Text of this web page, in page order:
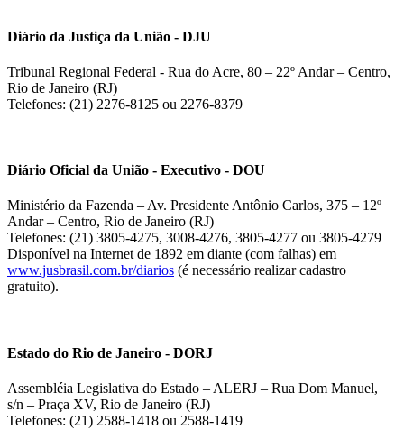
Diário da Justiça da União - DJU
Tribunal Regional Federal - Rua do Acre, 80 – 22º Andar – Centro,
Rio de Janeiro (RJ)
Telefones: (21) 2276-8125 ou 2276-8379
Diário Oficial da União - Executivo - DOU
Ministério da Fazenda – Av. Presidente Antônio Carlos, 375 – 12º
Andar – Centro, Rio de Janeiro (RJ)
Telefones: (21) 3805-4275, 3008-4276, 3805-4277 ou 3805-4279
Disponível na Internet de 1892 em diante (com falhas) em
www.jusbrasil.com.br/diarios (é necessário realizar cadastro
gratuito).
Estado do Rio de Janeiro - DORJ
Assembléia Legislativa do Estado – ALERJ – Rua Dom Manuel,
s/n – Praça XV, Rio de Janeiro (RJ)
Telefones: (21) 2588-1418 ou 2588-1419